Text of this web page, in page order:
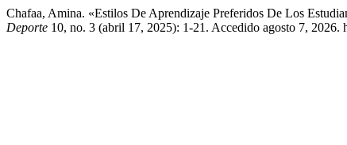
Chafaa, Amina. «Estilos De Aprendizaje Preferidos De Los
Deporte 10, no. 3 (abril 17, 2025): 1-21. Accedido agosto 7,